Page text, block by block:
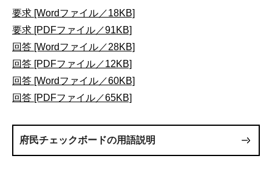
要求 [Wordファイル／18KB]
要求 [PDFファイル／91KB]
回答 [Wordファイル／28KB]
回答 [PDFファイル／12KB]
回答 [Wordファイル／60KB]
回答 [PDFファイル／65KB]
府民チェックボードの用語説明